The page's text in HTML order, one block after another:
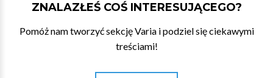
ZNALAZŁEŚ COŚ INTERESUJĄCEGO?
Pomóż nam tworzyć sekcję Varia i podziel się ciekawymi
treściami!